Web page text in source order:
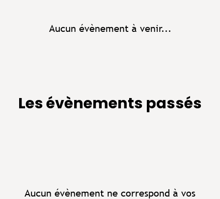
Aucun évènement à venir...
Les évènements passés
Aucun évènement ne correspond à vos